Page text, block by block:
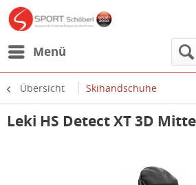
Menü
Übersicht Skihandschuhe
Leki HS Detect XT 3D